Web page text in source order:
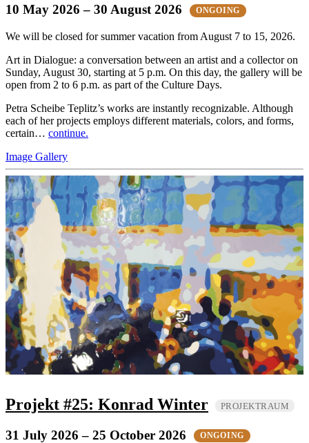
10 May 2026 – 30 August 2026 ONGOING
We will be closed for summer vacation from August 7 to 15, 2026.
Art in Dialogue: a conversation between an artist and a collector on
Sunday, August 30, starting at 5 p.m. On this day, the gallery will be
open from 2 to 6 p.m. as part of the Culture Days.
Petra Scheibe Teplitz’s works are instantly recognizable. Although
each of her projects employs different materials, colors, and forms,
certain… continue.
Image Gallery
Projekt #25: Konrad Winter PROJEKTRAUM
31 July 2026 – 25 October 2026 ONGOING